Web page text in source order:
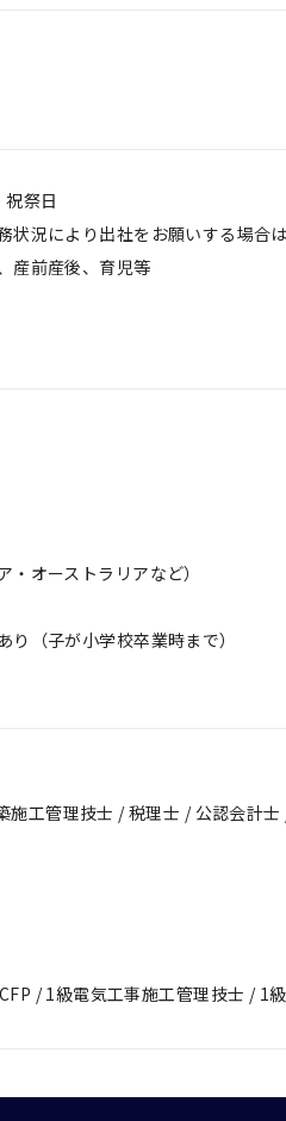
祭日
況により出社をお願いする場合
産前産後、育児等
オーストラリアなど）
り（子が小学校卒業時まで）
工管理技士 / 税理士 / 公認会計士
/ 1級電気工事施工管理技士 / 1